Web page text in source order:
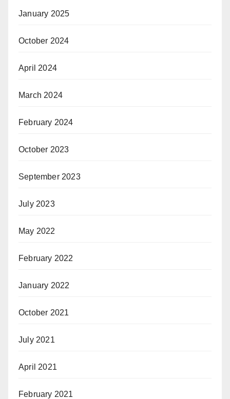
January 2025
October 2024
April 2024
March 2024
February 2024
October 2023
September 2023
July 2023
May 2022
February 2022
January 2022
October 2021
July 2021
April 2021
February 2021